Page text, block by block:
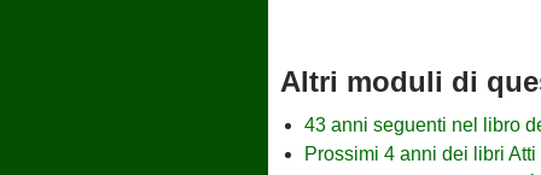
Altri moduli di
43 anni seguenti nel libro
Prossimi 4 anni dei libri Atti